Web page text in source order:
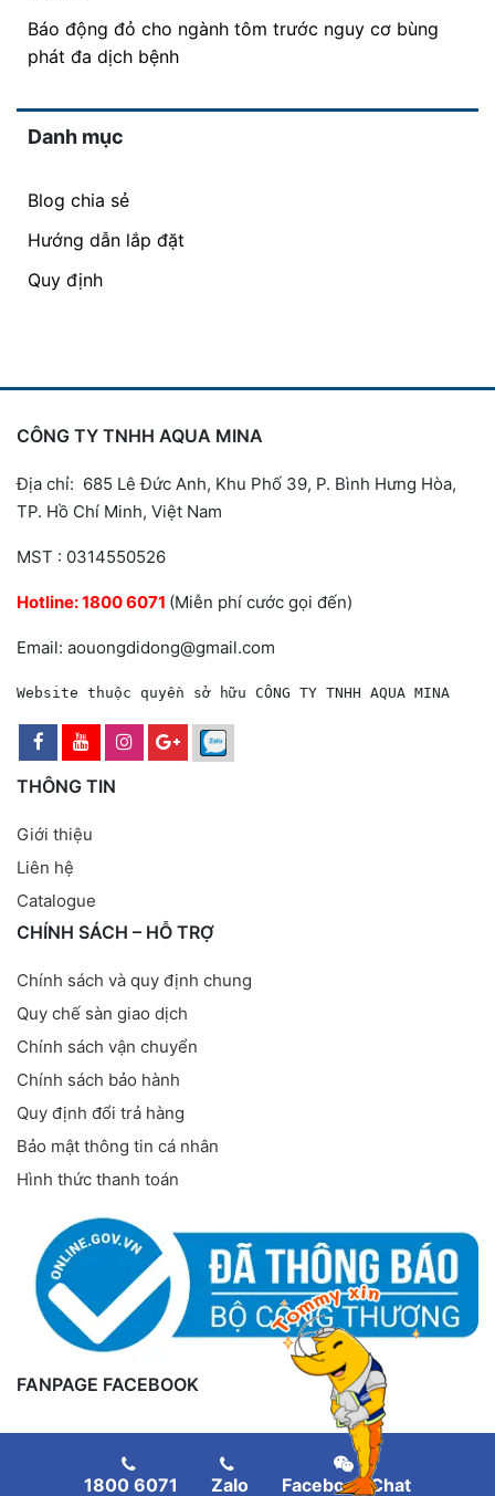
Báo động đỏ cho ngành tôm trước nguy cơ bùng
phát đa dịch bệnh
Danh mục
Blog chia sẻ
Hướng dẫn lắp đặt
Quy định
CÔNG TY TNHH AQUA MINA
Địa chỉ: 685 Lê Đức Anh, Khu Phố 39, P. Bình Hưng Hòa,
TP. Hồ Chí Minh, Việt Nam
MST : 0314550526
Hotline:1800 6071 (Miễn phí cước gọi đến)
Email: aouongdidong@gmail.com
Website thuộc quyền sở hữu CÔNG TY TNHH AQUA MINA
THÔNG TIN
Giới thiệu
Liên hệ
Catalogue
CHÍNH SÁCH – HỖ TRỢ
Chính sách và quy định chung
Quy chế sàn giao dịch
Chính sách vận chuyển
Chính sách bảo hành
Quy định đổi trả hàng
Bảo mật thông tin cá nhân
Hình thức thanh toán
FANPAGE FACEBOOK
1800 6071 Zalo Facebook Chat